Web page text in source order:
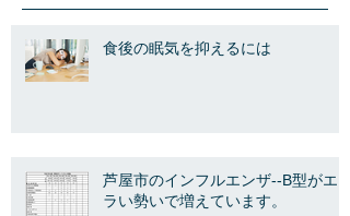
食後の眠気を抑えるには
芦屋市のインフルエンザ--B型がエ
ラい勢いで増えています。